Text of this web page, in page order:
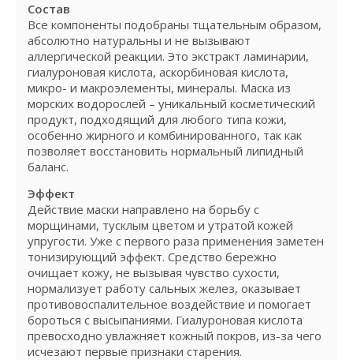
Состав
Все компоненты подобраны тщательным образом,
абсолютно натуральны и не вызывают
аллергической реакции. Это экстракт ламинарии,
гиалуроновая кислота, аскорбиновая кислота,
микро- и макроэлементы, минералы. Маска из
морских водорослей – уникальный косметический
продукт, подходящий для любого типа кожи,
особенно жирного и комбинированного, так как
позволяет восстановить нормальный липидный
баланс.
Эффект
Действие маски направлено на борьбу с
морщинами, тусклым цветом и утратой кожей
упругости. Уже с первого раза применения заметен
тонизирующий эффект. Средство бережно
очищает кожу, не вызывая чувство сухости,
нормализует работу сальных желез, оказывает
противовоспалительное воздействие и помогает
бороться с высыпаниями. Гиалуроновая кислота
превосходно увлажняет кожный покров, из-за чего
исчезают первые признаки старения.